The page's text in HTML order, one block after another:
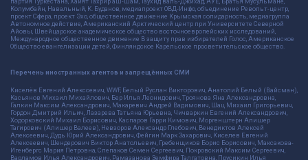
Колумбайн, Навальный, К. Буданов, медиапроект ОВД-Инфо, объединение Револьт-центр,
проект Сфера, проект Эхо, общественное движение Крымская солидарность, медиагруппа
Автономное действие, Американский Арктический центр при Университете Северной
Айовы, Швейцарское академическое общество восточноевропейских исследований,
Международное общественное движение В защиту прав избирателей Голос, Американское
Общество евангелизации детей, Финляндское Карельское просветительское общество.
Перечень иностранных агентов и запрещённых СМИ
Киселёв Евгений Алекссевич, WWF, Белый Руслан Викторович, Анатолий Белый (Вайсман),
Касьянов Михаил Михайлович, Бер Илья Леонидович, Троянова Яна Александровна,
Галкин Максим Александрович, Макаревич Андрей Вадимович, Шац Михаил Григорьевич,
Гордон Дмитрий Ильич, Лазарева Татьяна Юрьевна, Чичваркин Евгений Александрович,
Ходорковский Михаил Борисович, Каспаров Гарри Кимович, Моргенштерн Алишер
Тагирович (Алишер Валеев), Невзоров Александр Глебович, Венедиктов Алексей
Алексеевич, Дудь Юрий Александрович, Фейгин Марк Захарович, Киселев Евгений
Алексеевич, Шендерович Виктор Анатольевич, Гребенщиков Борис Борисович, Максакова-
Игенбергс Мария Петровна, Слепаков Семен Сергеевич, Покровский Максим Сергеевич,
Варламов Илья Александрович, Рамазанова Земфира Талгатовна, Прусикин Илья